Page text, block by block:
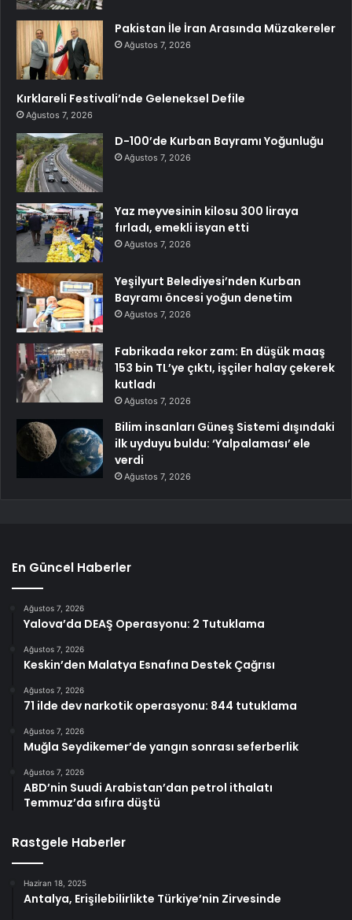
Pakistan İle İran Arasında Müzakereler
Ağustos 7, 2026
Kırklareli Festivali’nde Geleneksel Defile
Ağustos 7, 2026
D-100’de Kurban Bayramı Yoğunluğu
Ağustos 7, 2026
Yaz meyvesinin kilosu 300 liraya
fırladı, emekli isyan etti
Ağustos 7, 2026
Yeşilyurt Belediyesi’nden Kurban
Bayramı öncesi yoğun denetim
Ağustos 7, 2026
Fabrikada rekor zam: En düşük maaş
153 bin TL’ye çıktı, işçiler halay çekerek
kutladı
Ağustos 7, 2026
Bilim insanları Güneş Sistemi dışındaki
ilk uyduyu buldu: ‘Yalpalaması’ ele
verdi
Ağustos 7, 2026
En Güncel Haberler
Ağustos 7, 2026
Yalova’da DEAŞ Operasyonu: 2 Tutuklama
Ağustos 7, 2026
Keskin’den Malatya Esnafına Destek Çağrısı
Ağustos 7, 2026
71 ilde dev narkotik operasyonu: 844 tutuklama
Ağustos 7, 2026
Muğla Seydikemer’de yangın sonrası seferberlik
Ağustos 7, 2026
ABD’nin Suudi Arabistan’dan petrol ithalatı
Temmuz’da sıfıra düştü
Rastgele Haberler
Haziran 18, 2025
Antalya, Erişilebilirlikte Türkiye’nin Zirvesinde